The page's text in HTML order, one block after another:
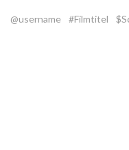
@username #Filmtitel